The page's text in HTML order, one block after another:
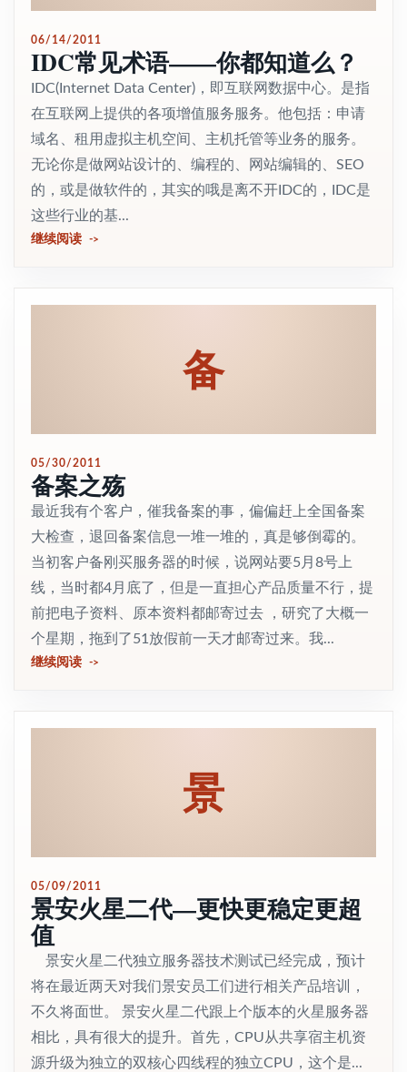
06/14/2011
IDC常见术语——你都知道么？
IDC(Internet Data Center)，即互联网数据中心。是指
在互联网上提供的各项增值服务服务。他包括：申请
域名、租用虚拟主机空间、主机托管等业务的服务。
无论你是做网站设计的、编程的、网站编辑的、SEO
的，或是做软件的，其实的哦是离不开IDC的，IDC是
这些行业的基...
继续阅读
备
05/30/2011
备案之殇
最近我有个客户，催我备案的事，偏偏赶上全国备案
大检查，退回备案信息一堆一堆的，真是够倒霉的。
当初客户备刚买服务器的时候，说网站要5月8号上
线，当时都4月底了，但是一直担心产品质量不行，提
前把电子资料、原本资料都邮寄过去 ，研究了大概一
个星期，拖到了51放假前一天才邮寄过来。我...
继续阅读
景
05/09/2011
景安火星二代—更快更稳定更超
值
景安火星二代独立服务器技术测试已经完成，预计
将在最近两天对我们景安员工们进行相关产品培训，
不久将面世。 景安火星二代跟上个版本的火星服务器
相比，具有很大的提升。首先，CPU从共享宿主机资
源升级为独立的双核心四线程的独立CPU，这个是...